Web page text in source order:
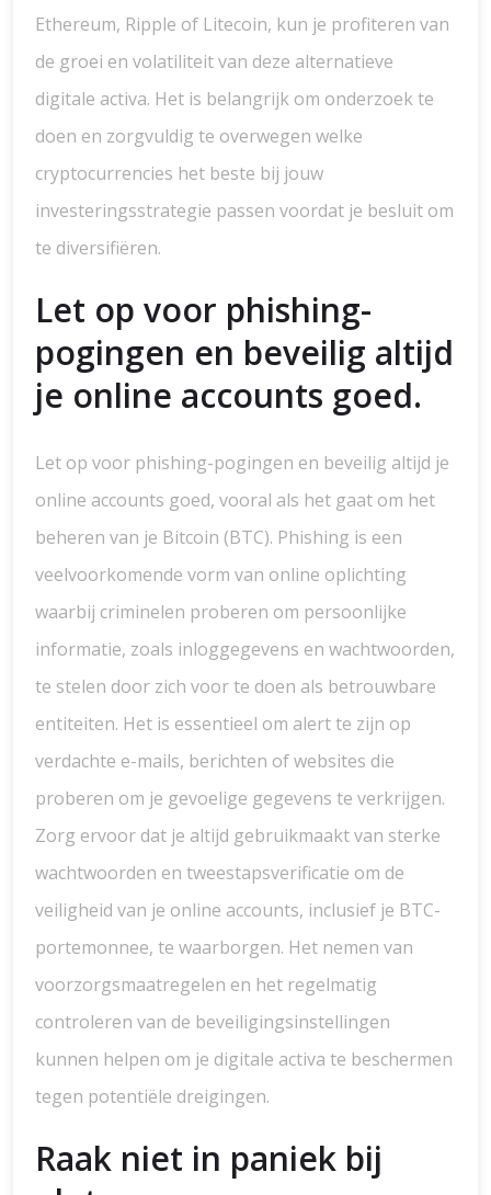
Ethereum, Ripple of Litecoin, kun je profiteren van
de groei en volatiliteit van deze alternatieve
digitale activa. Het is belangrijk om onderzoek te
doen en zorgvuldig te overwegen welke
cryptocurrencies het beste bij jouw
investeringsstrategie passen voordat je besluit om
te diversifiëren.
Let op voor phishing-
pogingen en beveilig altijd
je online accounts goed.
Let op voor phishing-pogingen en beveilig altijd je
online accounts goed, vooral als het gaat om het
beheren van je Bitcoin (BTC). Phishing is een
veelvoorkomende vorm van online oplichting
waarbij criminelen proberen om persoonlijke
informatie, zoals inloggegevens en wachtwoorden,
te stelen door zich voor te doen als betrouwbare
entiteiten. Het is essentieel om alert te zijn op
verdachte e-mails, berichten of websites die
proberen om je gevoelige gegevens te verkrijgen.
Zorg ervoor dat je altijd gebruikmaakt van sterke
wachtwoorden en tweestapsverificatie om de
veiligheid van je online accounts, inclusief je BTC-
portemonnee, te waarborgen. Het nemen van
voorzorgsmaatregelen en het regelmatig
controleren van de beveiligingsinstellingen
kunnen helpen om je digitale activa te beschermen
tegen potentiële dreigingen.
Raak niet in paniek bij